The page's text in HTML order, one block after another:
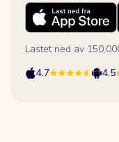
Lastet ned av
4.7
4.5